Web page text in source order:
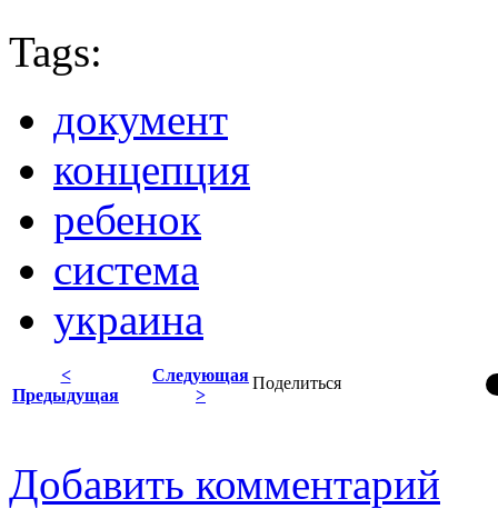
Tags:
документ
концепция
ребенок
система
украина
Поделиться
<
Предыдущая
Следующая
>
Добавить комментарий